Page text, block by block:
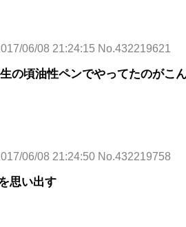
06/08 21:24:15 No.432219621
の頃油性ペンでやってたのがこ
06/08 21:24:50 No.432219758
思い出す